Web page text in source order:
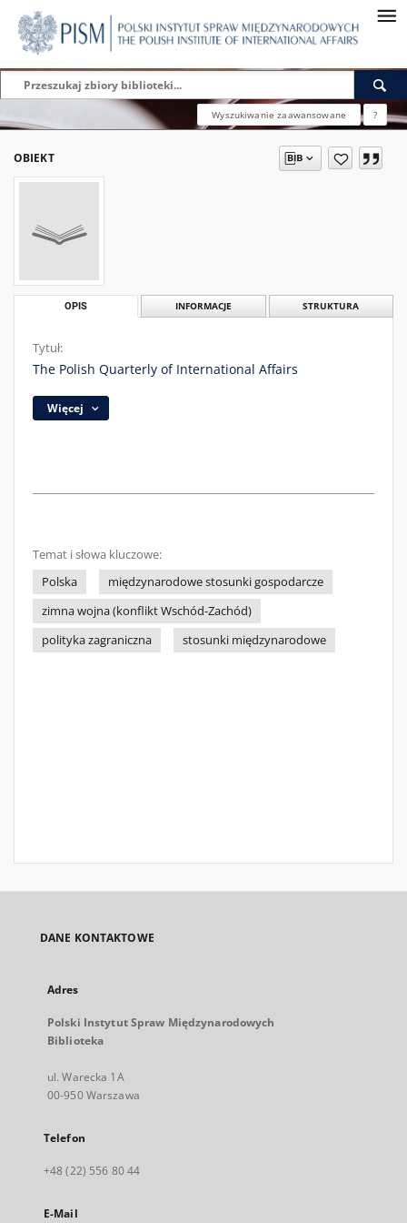
Wyszukiwanie zaawansowane ?
OBIEKT
OPIS INFORMACJE STRUKTURA
Tytuł:
The Polish Quarterly of International Affairs
Więcej
Temat i słowa kluczowe:
Polska
międzynarodowe stosunki gospodarcze
zimna wojna (konflikt Wschód-Zachód)
polityka zagraniczna
stosunki międzynarodowe
DANE KONTAKTOWE
Adres
Polski Instytut Spraw Międzynarodowych
Biblioteka
ul. Warecka 1A
00-950 Warszawa
Telefon
+48 (22) 556 80 44
E-Mail